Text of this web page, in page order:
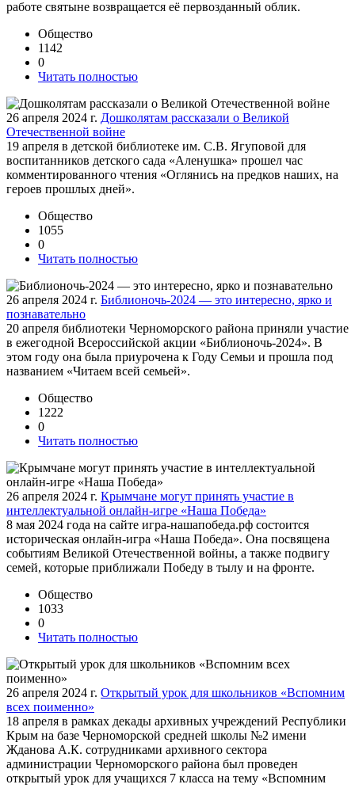
работе святыне возвращается её первозданный облик.
Общество
1142
0
Читать полностью
26 апреля 2024 г. Дошколятам рассказали о Великой
Отечественной войне
19 апреля в детской библиотеке им. С.В. Ягуповой для
воспитанников детского сада «Аленушка» прошел час
комментированного чтения «Оглянись на предков наших, на
героев прошлых дней».
Общество
1055
0
Читать полностью
26 апреля 2024 г. Библионочь-2024 — это интересно, ярко и
познавательно
20 апреля библиотеки Черноморского района приняли участие
в ежегодной Всероссийской акции «Библионочь-2024». В
этом году она была приурочена к Году Семьи и прошла под
названием «Читаем всей семьей».
Общество
1222
0
Читать полностью
26 апреля 2024 г. Крымчане могут принять участие в
интеллектуальной онлайн-игре «Наша Победа»
8 мая 2024 года на сайте игра-нашапобеда.рф состоится
историческая онлайн-игра «Наша Победа». Она посвящена
событиям Великой Отечественной войны, а также подвигу
семей, которые приближали Победу в тылу и на фронте.
Общество
1033
0
Читать полностью
26 апреля 2024 г. Открытый урок для школьников «Вспомним
всех поименно»
18 апреля в рамках декады архивных учреждений Республики
Крым на базе Черноморской средней школы №2 имени
Жданова А.К. сотрудниками архивного сектора
администрации Черноморского района был проведен
открытый урок для учащихся 7 класса на тему «Вспомним